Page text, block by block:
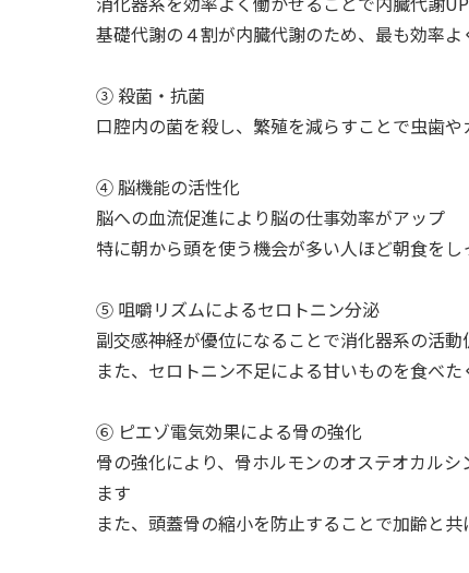
基礎代謝の４割が内臓代謝のため、最も効率
③ 殺菌・抗菌
口腔内の菌を殺し、繁殖を減らすことで虫歯
④ 脳機能の活性化
脳への血流促進により脳の仕事効率がアップ
特に朝から頭を使う機会が多い人ほど朝食を
⑤ 咀嚼リズムによるセロトニン分泌
副交感神経が優位になることで消化器系の活動
また、セロトニン不足による甘いものを食べ
⑥ ピエゾ電気効果による骨の強化
骨の強化により、骨ホルモンのオステオカル
ます
また、頭蓋骨の縮小を防止することで加齢と